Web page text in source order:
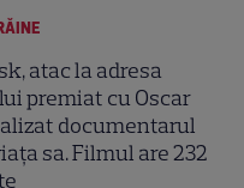
atac la adresa
premiat cu Oscar
documentarul
sa. Filmul are 232